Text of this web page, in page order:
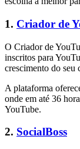
1. Criador de
O Criador de
inscritos para
crescimento do seu
A plataforma
onde em até 36
YouTube.
2. SocialBoss